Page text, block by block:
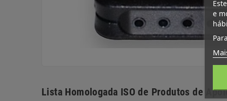
Lista Homologada ISO de Produtos de
e